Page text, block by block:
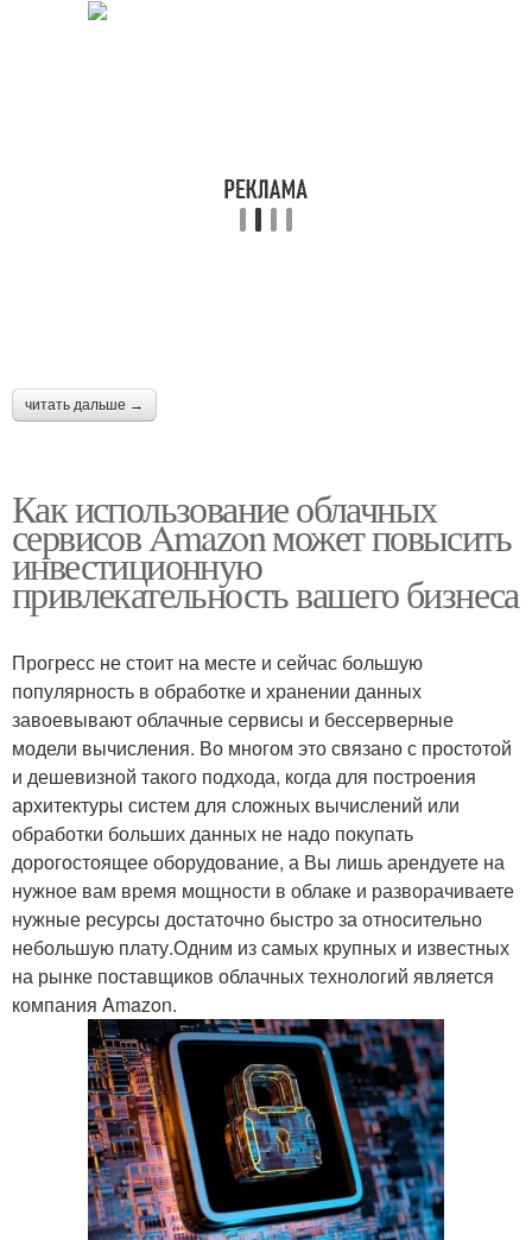
читать дальше →
Как использование облачных
сервисов Amazon может повысить
инвестиционную
привлекательность вашего бизнеса
Прогресс не стоит на месте и сейчас большую
популярность в обработке и хранении данных
завоевывают облачные сервисы и бессерверные
модели вычисления. Во многом это связано с простотой
и дешевизной такого подхода, когда для построения
архитектуры систем для сложных вычислений или
обработки больших данных не надо покупать
дорогостоящее оборудование, а Вы лишь арендуете на
нужное вам время мощности в облаке и разворачиваете
нужные ресурсы достаточно быстро за относительно
небольшую плату.Одним из самых крупных и известных
на рынке поставщиков облачных технологий является
компания Amazon.